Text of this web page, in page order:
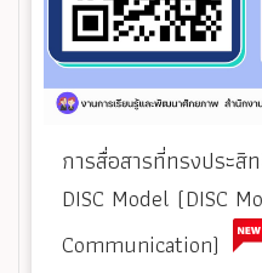
การสื่อสารที่ทรงประ
DISC Model (DISC
Communication)